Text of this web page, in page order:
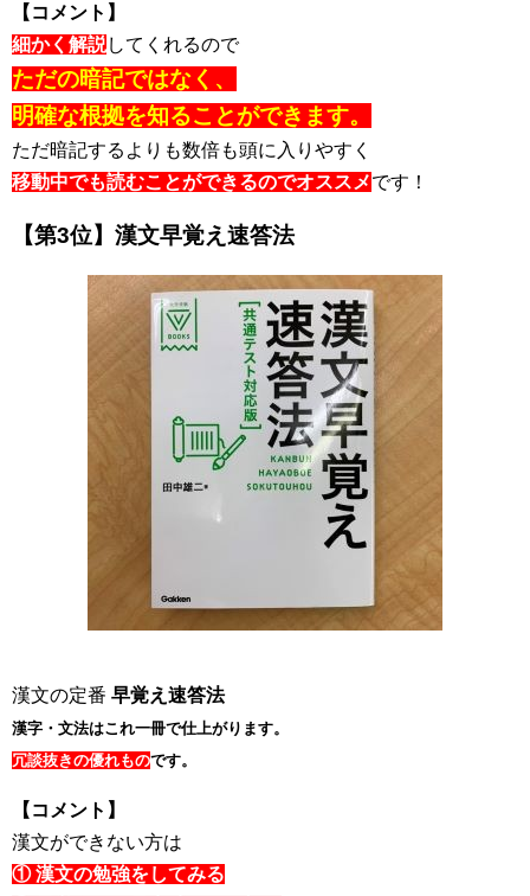
【コメント】
細かく解説してくれるので
ただの暗記ではなく、
明確な根拠を知ることができます。
ただ暗記するよりも数倍も頭に入りやすく
移動中でも読むことができるのでオススメです！
【第3位】 漢文早覚え速答法
漢文の定番 早覚え速答法
漢字・文法はこれ一冊で仕上がります。
冗談抜きの優れものです。
【コメント】
漢文ができない方は
① 漢文の勉強をしてみる